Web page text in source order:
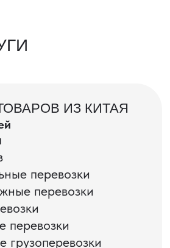
партий